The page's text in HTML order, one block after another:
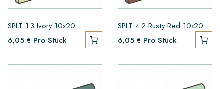
SPLT 1.3 Ivory 10x20
6,05 € Pro Stück
SPLT 4.2 Rusty Red 10x20
6,05 € Pro Stück